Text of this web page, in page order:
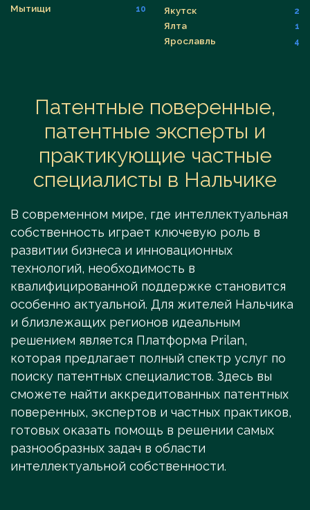
Мытищи 10 Якутск 2
Ялта 1
Ярославль 4
Патентные поверенные,
патентные эксперты и
практикующие частные
специалисты в Нальчике
В современном мире, где интеллектуальная
собственность играет ключевую роль в
развитии бизнеса и инновационных
технологий, необходимость в
квалифицированной поддержке становится
особенно актуальной. Для жителей Нальчика
и близлежащих регионов идеальным
решением является Платформа Prilan,
которая предлагает полный спектр услуг по
поиску патентных специалистов. Здесь вы
сможете найти аккредитованных патентных
поверенных, экспертов и частных практиков,
готовых оказать помощь в решении самых
разнообразных задач в области
интеллектуальной собственности.